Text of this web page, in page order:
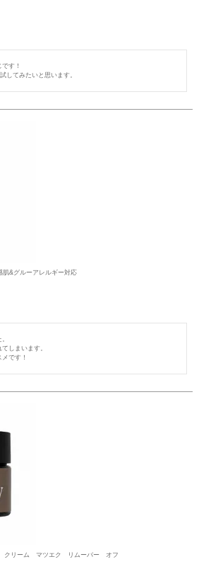
す！
してみたいと思います。
肌&グルーアレルギー対応
しまいます。
クリーム マツエク リムーバー オフ